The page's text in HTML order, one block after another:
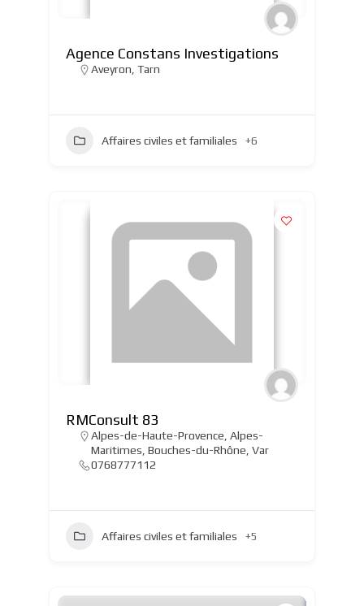
Agence Constans Investigations
Aveyron, Tarn
Affaires civiles et familiales +6
RMConsult 83
Alpes-de-Haute-Provence Alpes-
Maritimes Bouches-du-Rhône Var
0768777112
Affaires civiles et familiales +5